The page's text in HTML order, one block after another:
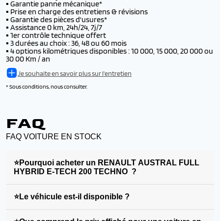
▪️ Garantie panne mécanique*
▪️ Prise en charge des entretiens & révisions
▪️ Garantie des pièces d'usures*
▪️ Assistance 0 km, 24h/24, 7j/7
▪️ 1er contrôle technique offert
▪️ 3 durées au choix : 36, 48 ou 60 mois
▪️ 4 options kilométriques disponibles : 10 000, 15 000, 20 000 ou
30 00 Km / an
Je souhaite en savoir plus sur l'entretien
* Sous conditions, nous consulter.
FAQ
FAQ VOITURE EN STOCK
⭐Pourquoi acheter un RENAULT AUSTRAL FULL
HYBRID E-TECH 200 TECHNO ?
⭐Le véhicule est-il disponible ?